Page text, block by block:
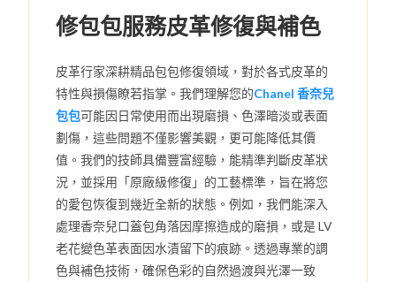
修包包服務皮革修復與補色
皮革行家深耕精品包包修復領域，對於各式皮革的
特性與損傷瞭若指掌。我們理解您的Chanel 香奈兒
包包可能因日常使用而出現磨損、色澤暗淡或表面
劃傷，這些問題不僅影響美觀，更可能降低其價
值。我們的技師具備豐富經驗，能精準判斷皮革狀
況，並採用「原廠級修復」的工藝標準，旨在將您
的愛包恢復到幾近全新的狀態。例如，我們能深入
處理香奈兒口蓋包角落因摩擦造成的磨損，或是 LV
老花變色革表面因水漬留下的痕跡。透過專業的調
色與補色技術，確保色彩的自然過渡與光澤一致